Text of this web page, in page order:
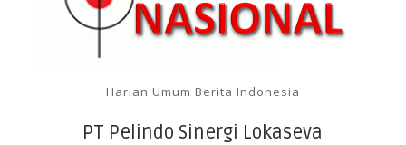
Harian Umum Berita Indonesia
PT Pelindo Sinergi Lokaseva